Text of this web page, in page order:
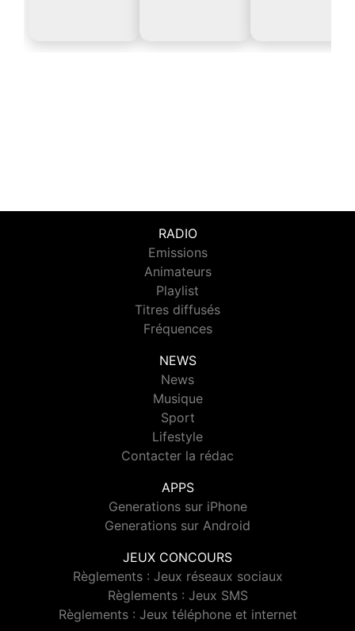
RADIO
Emissions
Animateurs
Playlist
Titres diffusés
Fréquences
NEWS
News
Musique
Sport
Lifestyle
Contacter la rédac
APPS
Generations sur iPhone
Generations sur Android
JEUX CONCOURS
Règlements : Jeux réseaux sociaux
Règlements : Jeux SMS
Règlements : Jeux téléphone et internet